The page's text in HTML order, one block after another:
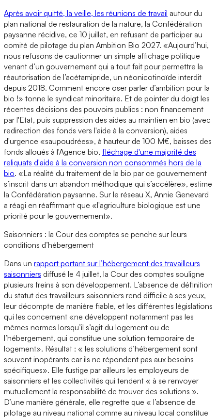
Après avoir quitté, la veille, les réunions de travail autour du
plan national de restauration de la nature, la Confédération
paysanne récidive, ce 10 juillet, en refusant de participer au
comité de pilotage du plan Ambition Bio 2027. «Aujourd’hui,
nous refusons de cautionner un simple affichage politique
venant d’un gouvernement qui a tout fait pour permettre la
réautorisation de l’acétamipride, un néonicotinoïde interdit
depuis 2018. Comment encore oser parler d’ambition pour la
bio !» tonne le syndicat minoritaire. Et de pointer du doigt les
récentes décisions des pouvoirs publics : non financement
par l'Etat, puis suppression des aides au maintien en bio (avec
redirection des fonds vers l'aide à la conversion), aides
d'urgence «saupoudrées», à hauteur de 100 M€, baisses des
fonds alloués à l'Agence bio, fléchage d'une majorité des
reliquats d'aide à la conversion non consommés hors de la
bio. «La réalité du traitement de la bio par ce gouvernement
s’inscrit dans un abandon méthodique qui s’accélère», estime
la Confédération paysanne. Sur le réseau X, Annie Genevard
a réagi en réaffirmant que «l'agriculture biologique est une
priorité pour le gouvernement».
Saisonniers : la Cour des comptes se penche sur leurs
conditions d’hébergement
Dans un rapport portant sur l’hébergement des travailleurs
saisonniers diffusé le 4 juillet, la Cour des comptes souligne
plusieurs freins à son développement. L’absence de définition
du statut des travailleurs saisonniers rend difficile à ses yeux,
leur décompte de manière fiable, et les différentes législations
qui les concernent «ne développent notamment pas les
mêmes normes lorsqu’il s’agit du logement ou de
l’hébergement, qui constitue une solution temporaire de
logement». Résultat : « les solutions d’hébergement sont
souvent inopérants car ils ne répondent pas aux besoins
spécifiques». Elle fustige par ailleurs les employeurs de
saisonniers et les collectivités qui tendent « à se renvoyer
mutuellement la responsabilité de trouver des solutions ».
D’une manière générale, elle regrette que « l’absence de
pilotage au niveau national comme au niveau local constitue